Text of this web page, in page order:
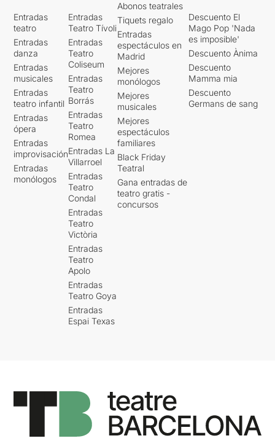
Entradas
teatro
Entradas
danza
Entradas
musicales
Entradas
teatro infantil
Entradas
ópera
Entradas
improvisación
Entradas
monólogos
Entradas
Teatro Tívoli
Entradas
Teatro
Coliseum
Entradas
Teatro
Borrás
Entradas
Teatro
Romea
Entradas La
Villarroel
Entradas
Teatro
Condal
Entradas
Teatro
Victòria
Entradas
Teatro
Apolo
Entradas
Teatro Goya
Entradas
Espai Texas
Abonos teatrales
Tiquets regalo
Entradas
espectáculos en
Madrid
Mejores
monólogos
Mejores
musicales
Mejores
espectáculos
familiares
Black Friday
Teatral
Gana entradas de
teatro gratis -
concursos
Descuento El
Mago Pop 'Nada
es imposible'
Descuento Ànima
Descuento
Mamma mia
Descuento
Germans de sang